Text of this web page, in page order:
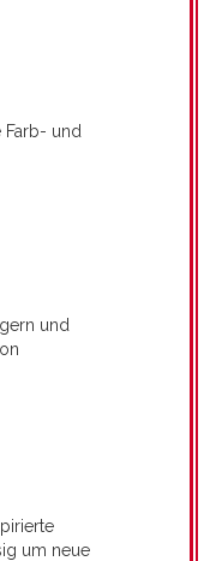
und
und
um neue